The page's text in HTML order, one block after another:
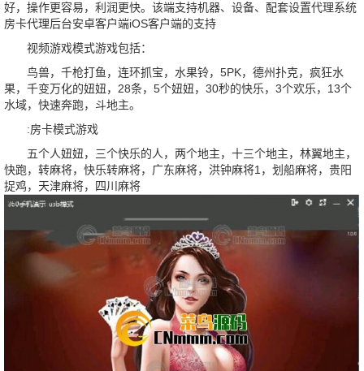
好，操作更容易，利润更快。该端支持机器、设备、配套设置代理系统
房卡代理后台安卓客户端iOS客户端的支持
视频游戏模式游戏包括：
鸟兽，千枪打鱼，连环抓宝，水果铃，5PK，德州扑克，疯狂水
果，千变万化的妞妞，28条，5个妞妞，30秒的快乐，3个欢乐，13个
水域，快速奔跑，斗地主。
:房卡模式游戏
五个人妞妞，三个快乐的人，两个地主，十三个地主，林翼地主，
快跑，转麻将，快乐转麻将，广东麻将，洪钟麻将1，划船麻将，贵阳
捉鸡，天津麻将，四川麻将